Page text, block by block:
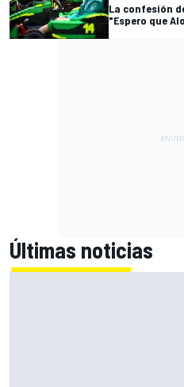
La confesión
"Espero que
Últimas noticias